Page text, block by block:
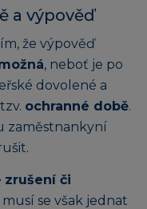
a výpověď
že výpověď
, neboť je po
dovolené a
ochranné době.
zaměstnankyní
zrušení či
musí se však jednat